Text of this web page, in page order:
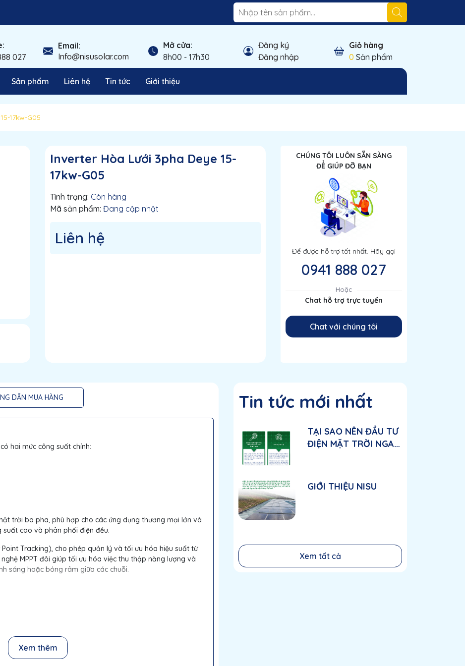
027
Email:
Info@nisusolar.com
Mở cửa:
8h00 - 17h30
Đăng ký
Đăng nhập
Giỏ hàng
0 Sản phẩm
Sản phẩm Liên hệ Tin tức Giới thiệu
17kw-G05
Inverter Hòa Lưới 3pha Deye 15-
17kw-G05
Tình trạng: Còn hàng
Mã sản phẩm: Đang cập nhật
Liên hệ
CHÚNG TÔI LUÔN SẴN SÀNG
ĐỂ GIÚP ĐỠ BẠN
Để được hỗ trợ tốt nhất. Hãy gọi
0941 888 027
Hoặc
Chat hỗ trợ trực tuyến
Chat với chúng tôi
DẪN MUA HÀNG
hai mức công suất chính:
trời ba pha, phù hợp cho các ứng dụng thương mại lớn và
suất cao và phân phối điện đều.
Point Tracking), cho phép quản lý và tối ưu hóa hiệu suất từ
MPPT đôi giúp tối ưu hóa việc thu thập năng lượng và
sáng hoặc bóng râm giữa các chuỗi.
lượng cao và công nghệ tiên tiến, đảm bảo hoạt động ổn
Xem thêm
Tin tức mới nhất
TẠI SAO NÊN ĐẦU TƯ
ĐIỆN MẶT TRỜI NGAY
GIỚI THIỆU NISU
Xem tất cả